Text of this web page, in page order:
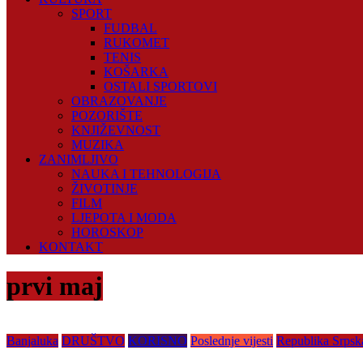
SPORT
FUDBAL
RUKOMET
TENIS
KOŠARKA
OSTALI SPORTOVI
OBRAZOVANJE
POZORIŠTE
KNJIŽEVNOST
MUZIKA
ZANIMLJIVO
NAUKA I TEHNOLOGIJA
ŽIVOTINJE
FILM
LJEPOTA I MODA
HOROSKOP
KONTAKT
prvi maj
Banjaluka DRUŠTVO KORISNO Poslednje vijesti Republika